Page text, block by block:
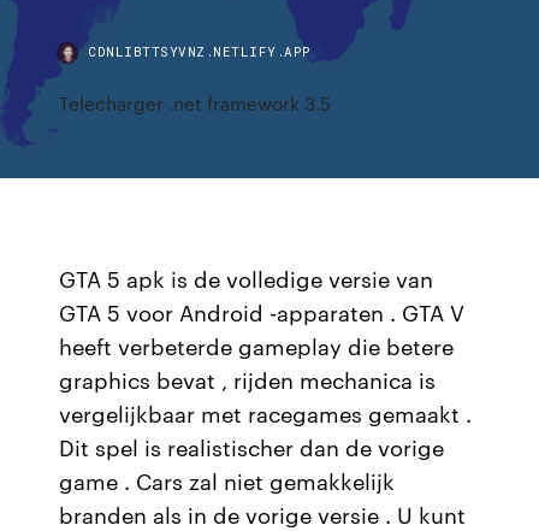
CDNLIBTTSYVNZ.NETLIFY.APP
Telecharger .net framework 3.5
GTA 5 apk is de volledige versie van
GTA 5 voor Android -apparaten . GTA V
heeft verbeterde gameplay die betere
graphics bevat , rijden mechanica is
vergelijkbaar met racegames gemaakt .
Dit spel is realistischer dan de vorige
game . Cars zal niet gemakkelijk
branden als in de vorige versie . U kunt